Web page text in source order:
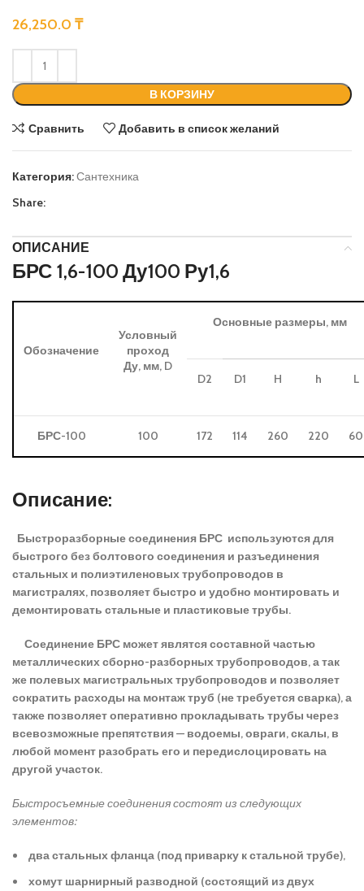
26,250.0 ₸
В КОРЗИНУ
Сравнить Добавить в список желаний
Категория:Сантехника
Share:
ОПИСАНИЕ
БРС 1,6-100 Ду100 Ру1,6
Обозначение
Условный
проход
Ду, мм, D
Основные размеры, мм
D2 D1 H h L
БРС-100 100 172 114 260 220 60
Описание:
Быстроразборные соединения БРС используются для
быстрого без болтового соединения и разъединения
стальных и полиэтиленовых трубопроводов в
магистралях, позволяет быстро и удобно монтировать и
демонтировать стальные и пластиковые трубы.
Соединение БРС может являтся составной частью
металлических сборно-разборных трубопроводов, а так
же полевых магистральных трубопроводов и позволяет
сократить расходы на монтаж труб (не требуется сварка), а
также позволяет оперативно прокладывать трубы через
всевозможные препятствия — водоемы, овраги, скалы, в
любой момент разобрать его и передислоцировать на
другой участок.
Быстросъемные соединения состоят из следующих
элементов:
два стальных фланца (под приварку к стальной трубе),
хомут шарнирный разводной (состоящий из двух